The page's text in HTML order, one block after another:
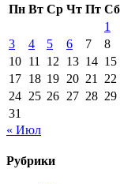
Пн Вт Ср Чт Пт Сб
1
3
4 5 6 7 8
10 11 12 13 14 15
17 18 19 20 21 22
24 25 26 27 28 29
31
« Июл
Рубрики